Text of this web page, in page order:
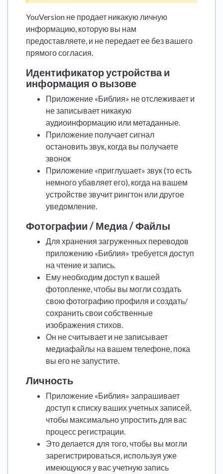
YouVersion не продает никакую личную
информацию, которую вы нам
предоставляете, и не передает ее без вашего
прямого согласия.
Идентификатор устройства и
информация о вызове
Приложение «Библия» не отслеживает и
не записывает никакую
аудиоинформацию или метаданные.
Приложение получает сигнал
остановить звук, когда вы получаете
звонок
Приложение «приглушает» звук (то есть
немного убавляет его), когда на вашем
устройстве звучит рингтон или другое
уведомление.
Фотографии / Медиа / Файлы
Для хранения загруженных переводов
приложению «Библия» требуется доступ
на чтение и запись.
Ему необходим доступ к вашей
фотопленке, чтобы вы могли создать
свою фотографию профиля и создать/
сохранить свои собственные
изображения стихов.
Он не считывает и не записывает
медиафайлы на вашем телефоне, пока
вы его не запустите.
Личность
Приложение «Библия» запрашивает
доступ к списку ваших учетных записей,
чтобы максимально упростить для вас
процесс регистрации.
Это делается для того, чтобы вы могли
зарегистрироваться, используя уже
имеющуюся у вас учетную запись